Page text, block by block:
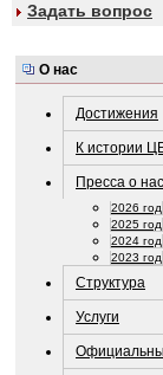
Задать вопрос
О нас
Достижения
К истории
Пресса о нас
2026 год
2025 год
2024 год
2023 год
Структура
Услуги